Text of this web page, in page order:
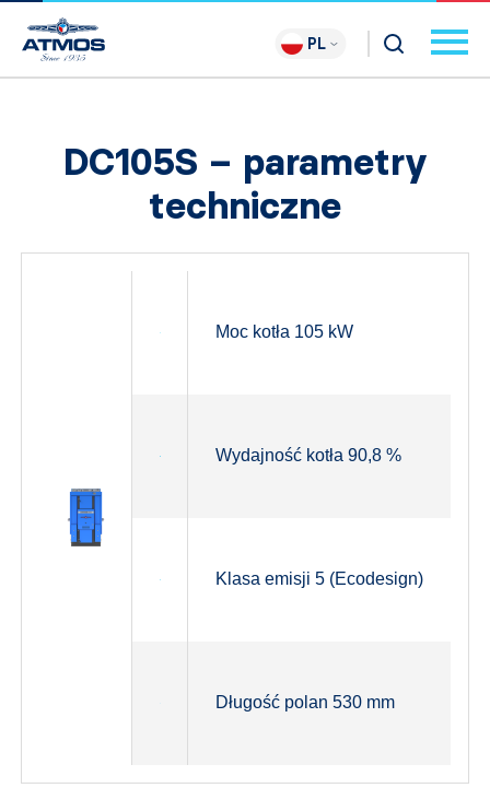
PL
DC105S – parametry
techniczne
Moc kotła 105 kW
Wydajność kotła 90,8 %
Klasa emisji 5 (Ecodesign)
Długość polan 530 mm